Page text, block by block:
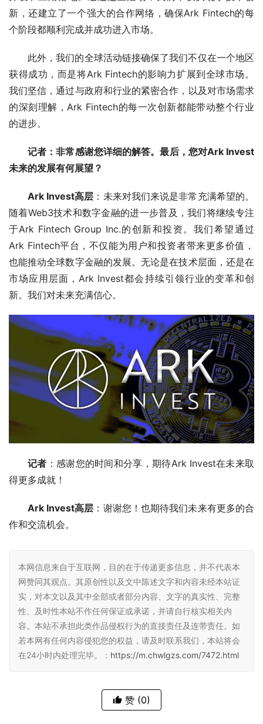
新，还建立了一个强大的合作网络，确保Ark Fintech的每
个阶段都顺利完成并成功进入市场。
此外，我们的全球活动链接确保了我们不仅在一个地区
获得成功，而是将Ark Fintech的影响力扩展到全球市场。
我们坚信，通过与政府和行业的紧密合作，以及对市场需求
的深刻理解，Ark Fintech的每一次创新都能带动整个行业
的进步。
记者：非常感谢您详细的解答。最后，您对Ark Invest
未来的发展有何展望？
Ark Invest高层 ：未来对我们来说是非常充满希望的。
随着Web3技术和数字金融的进一步普及，我们将继续专注
于Ark Fintech Group Inc.的创新和投资。我们希望通过
Ark Fintech平台，不仅能为用户和投资者带来更多价值，
也能推动全球数字金融的发展。无论是在技术层面，还是在
市场应用层面，Ark Invest都会持续引领行业的变革和创
新。我们对未来充满信心。
记者 ：感谢您的时间和分享，期待Ark Invest在未来取
得更多成就！
Ark Invest高层 ：谢谢您！也期待我们未来有更多的合
作和交流机会。
本网信息来自于互联网，目的在于传递更多信息，并不代表本
网赞同其观点。其原创性以及文中陈述文字和内容未经本站证
实，对本文以及其中全部或者部分内容、文字的真实性、完整
性、及时性本站不作任何保证或承诺，并请自行核实相关内
容。本站不承担此类作品侵权行为的直接责任及连带责任。如
若本网有任何内容侵犯您的权益，请及时联系我们，本站将会
在24小时内处理完毕。： https://m.chwlgzs.com/7472.html
赞 (0)